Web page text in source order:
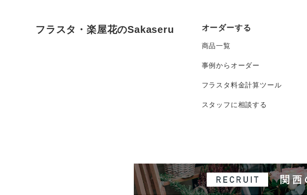
フラスタ・楽屋花のSakaseru オーダーする
商品一覧
事例からオーダー
フラスタ料金計算ツール
スタッフに相談する